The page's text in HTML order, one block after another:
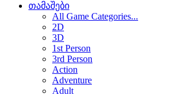
თამაშები
All Game Categories...
2D
3D
1st Person
3rd Person
Action
Adventure
Adult